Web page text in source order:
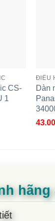
khiến trần
25m
.
CS-
1
ĐIỀU
Dàn
hãng